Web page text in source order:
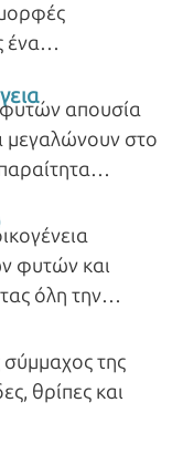
ένα
φυτών απουσία
μεγαλώνουν στο
φυτών και
όλη την
σύμμαχος της
θρίπες και